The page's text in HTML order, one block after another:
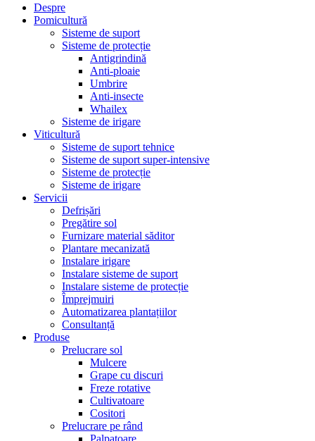
Despre
Pomicultură
Sisteme de suport
Sisteme de protecție
Antigrindină
Anti-ploaie
Umbrire
Anti-insecte
Whailex
Sisteme de irigare
Viticultură
Sisteme de suport tehnice
Sisteme de suport super-intensive
Sisteme de protecție
Sisteme de irigare
Servicii
Defrișări
Pregătire sol
Furnizare material săditor
Plantare mecanizată
Instalare irigare
Instalare sisteme de suport
Instalare sisteme de protecție
Împrejmuiri
Automatizarea plantațiilor
Consultanță
Produse
Prelucrare sol
Mulcere
Grape cu discuri
Freze rotative
Cultivatoare
Cositori
Prelucrare pe rând
Palpatoare